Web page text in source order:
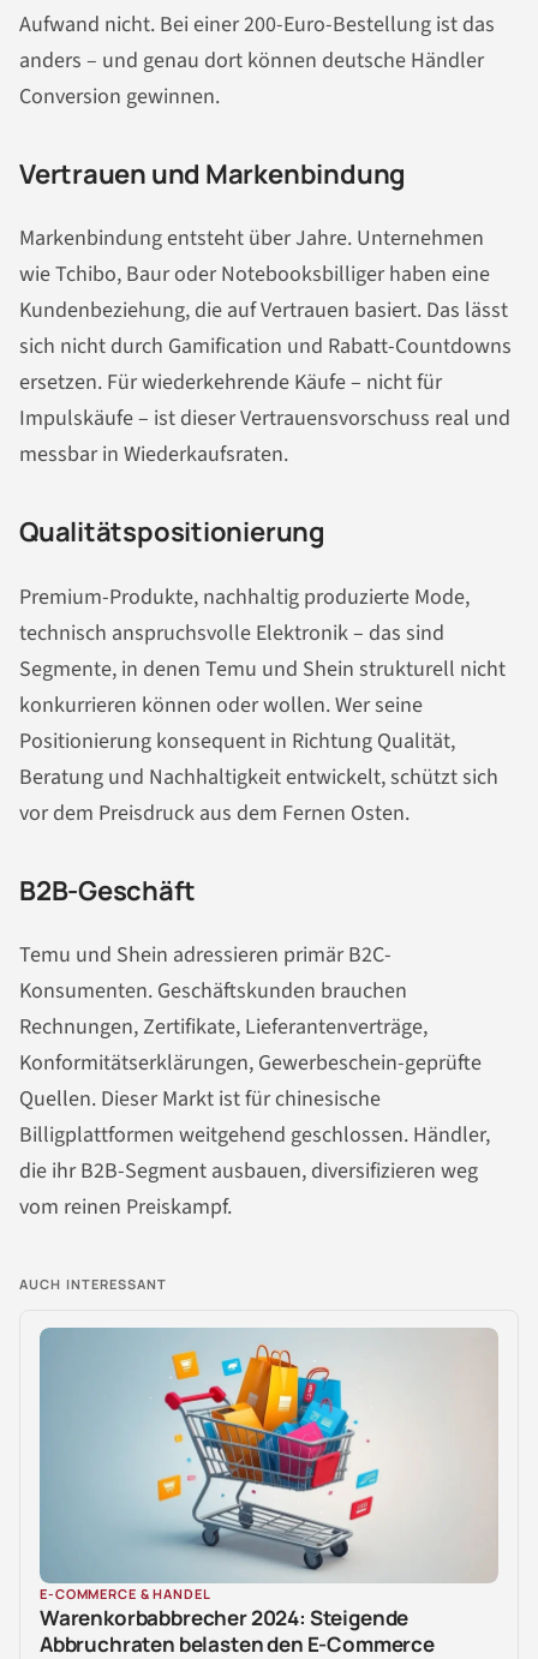
Aufwand nicht. Bei einer 200-Euro-Bestellung ist das
anders – und genau dort können deutsche Händler
Conversion gewinnen.
Vertrauen und Markenbindung
Markenbindung entsteht über Jahre. Unternehmen
wie Tchibo, Baur oder Notebooksbilliger haben eine
Kundenbeziehung, die auf Vertrauen basiert. Das lässt
sich nicht durch Gamification und Rabatt-Countdowns
ersetzen. Für wiederkehrende Käufe – nicht für
Impulskäufe – ist dieser Vertrauensvorschuss real und
messbar in Wiederkaufsraten.
Qualitätspositionierung
Premium-Produkte, nachhaltig produzierte Mode,
technisch anspruchsvolle Elektronik – das sind
Segmente, in denen Temu und Shein strukturell nicht
konkurrieren können oder wollen. Wer seine
Positionierung konsequent in Richtung Qualität,
Beratung und Nachhaltigkeit entwickelt, schützt sich
vor dem Preisdruck aus dem Fernen Osten.
B2B-Geschäft
Temu und Shein adressieren primär B2C-
Konsumenten. Geschäftskunden brauchen
Rechnungen, Zertifikate, Lieferantenverträge,
Konformitätserklärungen, Gewerbeschein-geprüfte
Quellen. Dieser Markt ist für chinesische
Billigplattformen weitgehend geschlossen. Händler,
die ihr B2B-Segment ausbauen, diversifizieren weg
vom reinen Preiskampf.
AUCH INTERESSANT
E-COMMERCE & HANDEL
Warenkorbabbrecher 2024: Steigende
Abbruchraten belasten den E-Commerce